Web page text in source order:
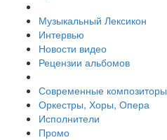
Музыкальный Лексикон
Интервью
Новости видео
Рецензии альбомов
Современные композиторы
Оркестры, Хоры, Опера
Исполнители
Промо